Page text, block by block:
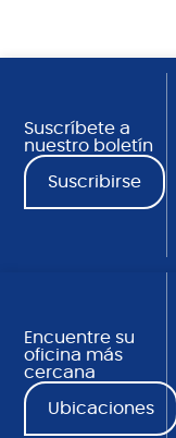
Suscríbete a
nuestro boletín
Suscribirse
Encuentre su
oficina más
cercana
Ubicaciones